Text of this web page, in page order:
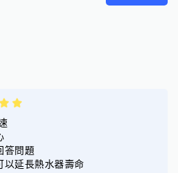
答問題
以延長熱水器壽命